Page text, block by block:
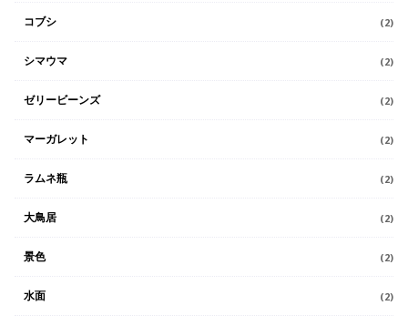
コブシ (2)
シマウマ (2)
ゼリービーンズ (2)
マーガレット (2)
ラムネ瓶 (2)
大鳥居 (2)
景色 (2)
水面 (2)